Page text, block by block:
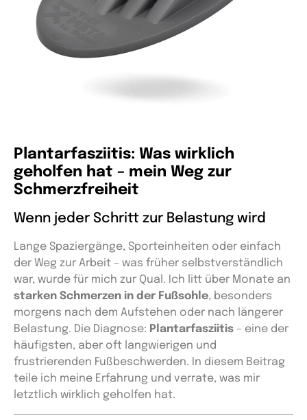
Plantarfasziitis: Was wirklich
geholfen hat – mein Weg zur
Schmerzfreiheit
Wenn jeder Schritt zur Belastung wird
Lange Spaziergänge, Sporteinheiten oder einfach
der Weg zur Arbeit – was früher selbstverständlich
war, wurde für mich zur Qual. Ich litt über Monate an
starken Schmerzen in der Fußsohle, besonders
morgens nach dem Aufstehen oder nach längerer
Belastung. Die Diagnose: Plantarfasziitis – eine der
häufigsten, aber oft langwierigen und
frustrierenden Fußbeschwerden. In diesem Beitrag
teile ich meine Erfahrung und verrate, was mir
letztlich wirklich geholfen hat.